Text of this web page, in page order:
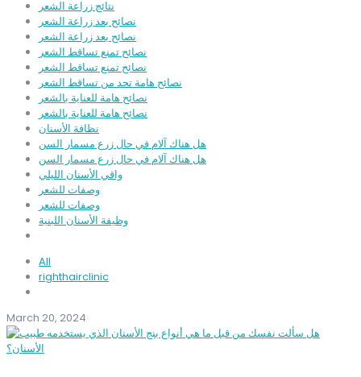
نتائج زراعة الشعر
نصائح بعد زراعة الشعر
نصائح بعد زراعة الشعر
نصائح تمنع تساقط الشعر
نصائح تمنع تساقط الشعر
نصائح هامة تحد من تساقط الشعر
نصائح هامة للعناية بالشعر
نصائح هامة للعناية بالشعر
نظافة الأسنان
هل هناك آلام في حال زرع مسمار السن
هل هناك آلام في حال زرع مسمار السن
واقي الأسنان الليلي
وصفات للشعر
وصفات للشعر
وظيفة الأسنان اللبنية
All
righthairclinic
March 20, 2024